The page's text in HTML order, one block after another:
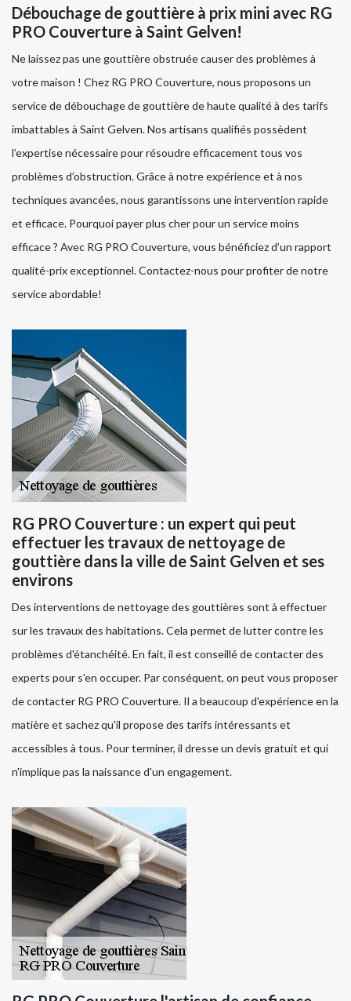
Débouchage de gouttière à prix mini avec RG
PRO Couverture à Saint Gelven!
Ne laissez pas une gouttière obstruée causer des problèmes à
votre maison ! Chez RG PRO Couverture, nous proposons un
service de débouchage de gouttière de haute qualité à des tarifs
imbattables à Saint Gelven. Nos artisans qualifiés possèdent
l’expertise nécessaire pour résoudre efficacement tous vos
problèmes d’obstruction. Grâce à notre expérience et à nos
techniques avancées, nous garantissons une intervention rapide
et efficace. Pourquoi payer plus cher pour un service moins
efficace ? Avec RG PRO Couverture, vous bénéficiez d’un rapport
qualité-prix exceptionnel. Contactez-nous pour profiter de notre
service abordable!
RG PRO Couverture : un expert qui peut
effectuer les travaux de nettoyage de
gouttière dans la ville de Saint Gelven et ses
environs
Des interventions de nettoyage des gouttières sont à effectuer
sur les travaux des habitations. Cela permet de lutter contre les
problèmes d'étanchéité. En fait, il est conseillé de contacter des
experts pour s'en occuper. Par conséquent, on peut vous proposer
de contacter RG PRO Couverture. Il a beaucoup d'expérience en la
matière et sachez qu'il propose des tarifs intéressants et
accessibles à tous. Pour terminer, il dresse un devis gratuit et qui
n'implique pas la naissance d'un engagement.